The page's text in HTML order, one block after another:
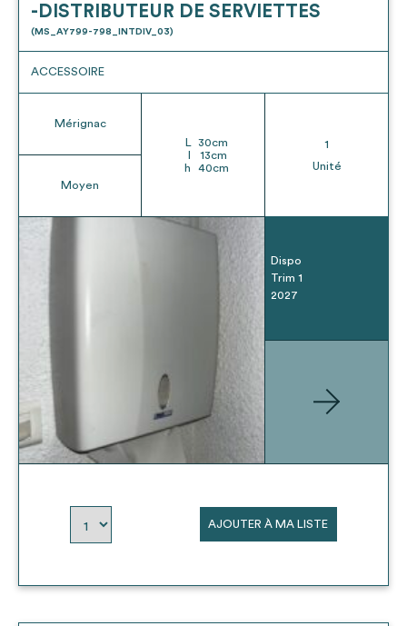
-DISTRIBUTEUR DE SERVIETTES
(MS_AY799-798_INTDIV_03)
ACCESSOIRE
Mérignac
Moyen
L 30cm
13cm
h
40cm
1
Unité
Dispo
Trim 1
2027
AJOUTER À MA LISTE